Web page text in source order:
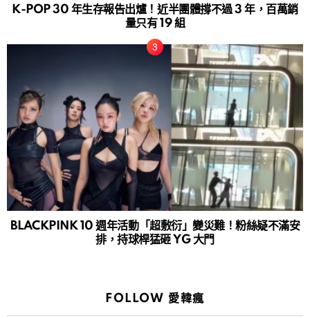
K-POP 30 年生存報告出爐！近半團體撐不過 3 年，百萬銷
量只有 19 組
BLACKPINK 10 週年活動「超敷衍」變災難！粉絲疑不滿安
排，持球桿猛砸 YG 大門
FOLLOW 愛韓瘋